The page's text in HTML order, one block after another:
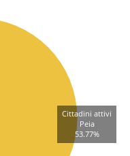
Cittadini attivi
Peia
53.77%